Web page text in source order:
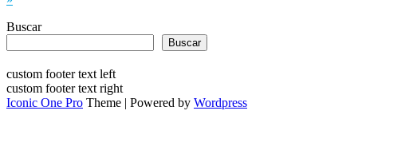
Buscar
Buscar
custom footer text left
custom footer text right
Iconic One Pro Theme | Powered by Wordpress